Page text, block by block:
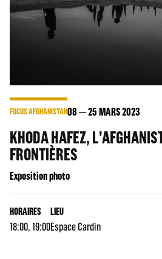
FOCUS AFGHANISTAN08 25MARS 2023
KHODA HAFEZ,
FRONTIÈRES
Exposition photo
HORAIRES
18:00, 19:00
LIEU
Espace Cardin